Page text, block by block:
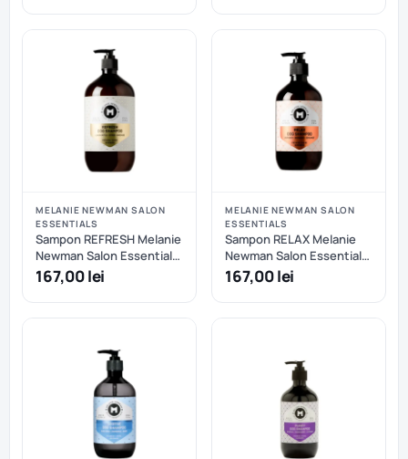
MELANIE NEWMAN SALON
ESSENTIALS
Sampon REFRESH Melanie
Newman Salon Essentials
- 500 ml
167,00 lei
MELANIE NEWMAN SALON
ESSENTIALS
Sampon RELAX Melanie
Newman Salon Essentials
- 500 ml
167,00 lei